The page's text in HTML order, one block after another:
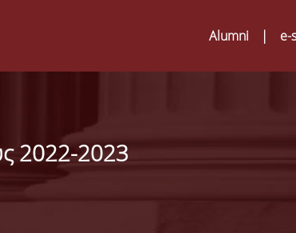
Alumni | e-
2022-2023